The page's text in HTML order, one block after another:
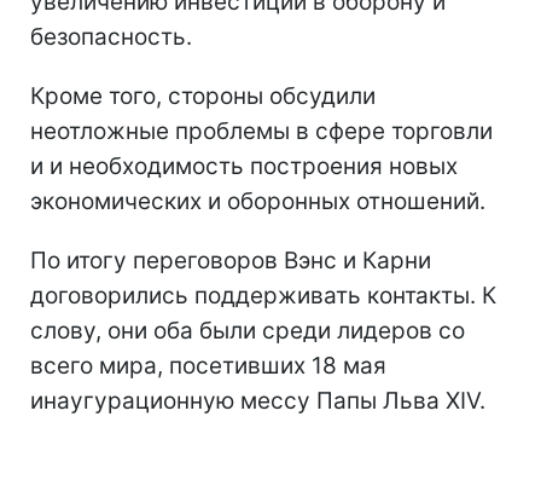
безопасность.
Кроме того, стороны обсудили
неотложные проблемы в сфере торговли
и и необходимость построения новых
экономических и оборонных отношений.
По итогу переговоров Вэнс и Карни
договорились поддерживать контакты. К
слову, они оба были среди лидеров со
всего мира, посетивших 18 мая
инаугурационную мессу Папы Льва ХIV.